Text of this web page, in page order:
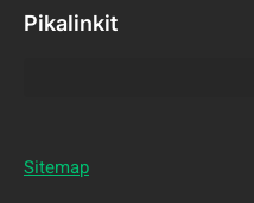
Pikalinkit
Sitemap